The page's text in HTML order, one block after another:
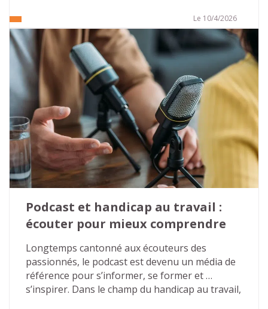
méconnaissance crée un terrain favorable aux
discours alarmistes de certains démarcheurs
commerciaux.
Pour les directions des ressources humaines et
les référents handicap, l’enjeu est simple :
comprendre les règles, sécuriser les pratiques
internes et ne pas céder à la pression
extérieure.
Le 10/4/2026
Podcast et handicap au travail :
écouter pour mieux comprendre
Longtemps cantonné aux écouteurs des
passionnés, le podcast est devenu un média de
référence pour s’informer, se former et
s’inspirer. Dans le champ du handicap au travail,